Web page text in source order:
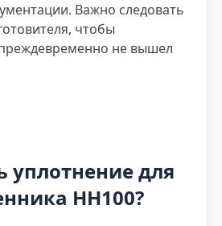
Важно следовать
чтобы
не вышел
уплотнение для
НН100?